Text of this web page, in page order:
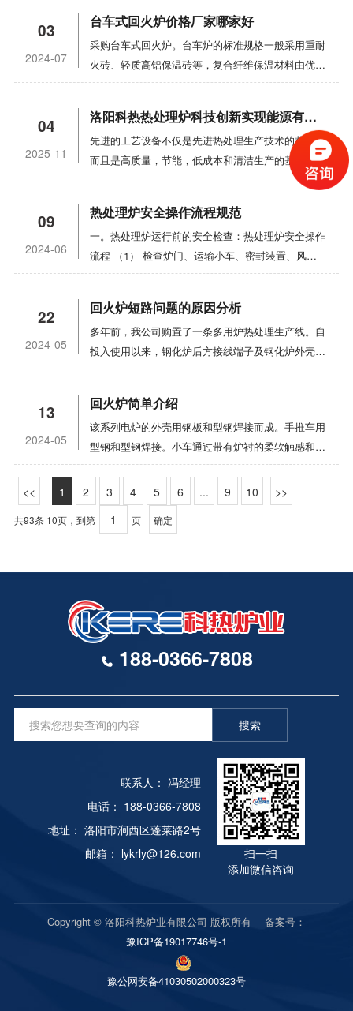
带电极引入，低压头入口隔膜阀等。，并可配备可调
节高度的位移传感器。2.真空系统:电炉真空系统采
用机械泵和油扩散泵，并配有冷阱和机组。用复合真
壳，内层为不锈钢，筒体外层为碳钢。两层之间形成
夹套，去除通过冷却水传递到炉壳的热量，使炉壁温
度不超过60 ℃，上下法兰焊接为一体。中间有红外
测温孔、热电偶测温孔、通风口和观察孔。热电偶有
自动出温装置，红外测温观察孔有玻璃吹防雾装置，
并有操作人员使用的观察孔挡板。4.炉盖:由内外封
头和法兰组成。中间水冷炉盖悬挂在开闭机构上。平
板动作启动机构上的手柄可以将炉盖抬起10-15毫
米。盖子有头部和压力。传感器、排气隔膜阀和炉盖
置，并在断电时盖住炉口。（3） 炉壳和变压器接
极、电极手柄、变压器和水冷却装置有无泄漏和短
路。清洁熔炉所有部件上的污垢，如粘性盐和氧化物
均匀加热，及时脱氧，去除渣，并添加足够的新盐。
（五）电极盐炉因启动困难而关闭时，可以在低档电
源下覆盖在炉口，保持温暖;如果发生长期电源故
障，应移除一些盐溶液并安装启动设备。（6） 避免
工件落入熔池，使工件短路。如果发生电源故障，应
拉出掉入熔炉的工件。工件应与电极、熔池侧壁、炉
底和液位保持距离。（7） 应使用自动温度控制装
置。（8） 应注意变压器的运行。不允许过载，不允
许漏油，铁芯不允许过热或油温过高。
钢导风系统，具有高温均匀性。手推车回炉特点：1.
炉内由带状加热元件加热。2. 高压离心风扇可用于
炉顶部，通过导风器的内盖来回循环炉内气流，使炉
温均匀。偏心轴向风扇还可用于使空气在炉子中回转
硅酸铝纤维模块结构。无储热，无间隙，保温密封。
4. 烤箱门由电动起重葫芦打开和关闭。根据弹簧杆
原理自重加压密封炉口。5. 手推车通过电动环状销
轮减流器在内部和外部轨道上移动，并配有一套或多
组驱动轮和相应的从车轮。ZG30CR18mm2合金钢
铸炉的底板覆盖在底部加热元件上。块之间的上部开
口堆叠在一起，以确保刻度不会落入加热元件的凹槽
中。7. 采用PID智能零交叉接触晶闸管。程序员可以
能。
1，井炉的运行需要气体或液体燃料，或者可以使用
电加热。小炉子通常通过电加热加热，这进一步提高
了炉内温度的均匀性。此外，在电炉中安装大型不锈
钢通风装置，还可以有效保证炉内温度的均匀性。如
能有效隔热炉体，节约能源，保护环境，无污染，降
低生产成本。应特别注意井炉的运行。起动前，应清
除炉管中的空气和甲醛，避免运输过程中泄漏。此
外，易燃或有毒物质，如一氧化碳和氢气，应完全燃
烧在炉口。使用前，检查循环冷却水、底部搅拌风扇
外，在使用前，请确保电源连接器具有良好的触点并
满足绝缘要求。使用易燃气体的电阻炉时，注意安
隔热板。发生异常情况时，应切断主电路的电源，并
及时发出警报。可以为您提供合格的产品！
03
2024-07
台车式回火炉价格厂家哪家好
采购台车式回火炉。台车炉的标准规格一般采用重耐
火砖、轻质高铝保温砖等，复合纤维保温材料由优质
微珠真空节能砖和超长纤维硅酸铝保温毯组成。大型
用高铝重耐火砖建造炉口等易碰撞部位和承重部位，
提高炉衬强度。台车炉具有良好的保温性能和节能特
性。框架型钢梁与钢板焊接，保证满负荷、长期使用
不变形的正常运行。台车钢结构的设计承载力很大，
优于一般箱式炉。移动式装料台车具有重量大、易于
装载的特点，体现了台车式加热炉的巨大优势，成为
热处理行业广泛应用的工业加热炉。台车炉加热元件
为高电阻合金电阻丝或电阻带，分布在炉墙、台车、
0cr27al7mo2高电阻合金材料，带电源接线端子。对
命，模具材料的使用必须具有较高的综合力学性能。
因此，有必要采用台车式炉进行终热处理和制造。但
理变形，即模具精度难以达到要求。时效硬化的塑料
模具钢在固溶硬化后软化（通常为28-34hrc），可以
切割。冷成形后可获得较高的综合力学性能。时效硬
和表面氮化的优点，适用于制造复杂、精密、长寿命
的塑料模具。
04
2025-11
洛阳科热热处理炉科技创新实现能源有效利用
先进的工艺设备不仅是先进热处理生产技术的载体，
而且是高质量，节能，低成本和清洁生产的基本条
件。依靠科技创新，我们不断开发和制造高性能，高
足市场需求，实现企业的可持续发展。那是我们的目
标。热处理是机械制造中的主要能耗。合理选择热处
理能源以及经济地使用能源也是发展和转变热处理生
产技术的重要出发点。作为第二电力来源，火力发电
30％-40％。如果热处理炉的热效率可以达到80％，
按照一次能源效率的计算，综合热效率仅为
24％-32％。通过使用天然气燃烧炉对烟道气进行预
在使用天然气的地区，使用燃烧炉代替部分电阻炉有
术外，节能是非常重要的指标。热处理炉应具有较小
的热损失，炉衬中的热量存储较小，应充分利用废
热，燃烧炉应使用有效的燃烧器或辐射管，并应提供
合理的燃烧系统。合理的工艺选择具有巨大的节能潜
力，并且可以用少的投资获得明显的效果。缩短加热
时间，降低加热温度，采用表面热处理代替整体热处
措施，关键在于生产技术人员要加强节能意识保存。
施。对提高回火炉热处理设备的负荷，保持连续生产
具有重要意义。从这个意义上讲，生产是非常有利
的。
09
2024-06
热处理炉安全操作流程规范
一。热处理炉运行前的安全检查：热处理炉安全操作
流程 （1） 检查炉门、运输小车、密封装置、风机
等设备是否可靠、完好。（2） 检查阀门、开关、仪
气压力、燃烧器前压力（正常0.03-0.05mpa）、压
缩空气压力（正常0.5-0.7mpa）是否在正常范围内。
（4） 检查天然气管道和阀门是否泄漏。如果有，立
即处理。在这个州工作是严格禁止的。（5） 检查炉
陷；卡扣牢固、无松动；不得有开槽、变形等现象。
2。热处理炉操作流程：一。点火起动操作1） 待加
热工件应平稳放置在料架上。物料搬运车不得撞到限
警灯亮，按下“炉门关闭”按钮，炉门稳定落地后再按
燃风机约5分钟。4） 清洁后，连接气阀并打开气阀
关上的螺栓旋钮。气压正常后，打开电磁阀，关闭螺
道上的电动执行器是否在小开口处，必须在小开口处
点火。6） 依次点燃燃烧器。如果点火不成功，请等
待三分钟，然后按下复位按钮（注意：立即松开复位
按钮以避免烧坏设备）。如果点火仍然不成功，检查
点火、电磁阀是否打开。严禁连续点火，否则会引起
爆炸！7） 每台燃烧器正常燃烧后，设定所需加热温
1） 准备关闭锅炉，依次关闭燃烧器，切断控制器电
源。2） 关闭气体手动阀（电磁阀下方）和气体电磁
阀。3） 助燃风机运行一段时间后（炉温低于300℃
时），应关闭助燃风机。
22
2024-05
回火炉短路问题的原因分析
多年前，我公司购置了一条多用炉热处理生产线。自
投入使用以来，钢化炉后方接线端子及钢化炉外壳多
次短路，维护不方便。在电风扇的电机轴、炉门和钢
排放烟气。1. 原因分析该多用炉生产线主要用于摩
托车发动机齿轮、轴、连杆、销的渗碳、淬火、回
火，以及曲轴的淬火、回火。淬火介质为油。虽然淬
火后回火前要对零件进行脱脂、清洗、烘干，但由于
脱脂烘干的不完全性，会在工件上留下大量的油和
水。在回火过程中，油和水随着温度的升高而蒸发。
由于调质炉内的压力大于炉外压力，油水溢出，在炉
有时会导致一个火和燃烧的连接线。2. 方法从以上
分析可以看出，炉膛气体从接线处冒出来的原因是没
有专门的排气通道。如果增加排气通道，上述问题将
会减少。排气口在哪里?尽管气体向上移动，为了在
用下，炉内气体循环。我们认为打开工件架底部的排
气口，这样操作起来也比较方便。后来我们在另一条
多用途炉生产线上增加了新的排气系统，将炉内气体
引至炉外。开始时有些阀门B没有设置，炉内的油气
和水气直接排放到炉外。存在的问题是:当炉内油水
气体流经炉外管道时，由于管道温度较低，油水气体
变为液体，液体从管道界面渗出，污染室内环境。之
后，加入一些B，定期在B处打开阀门，排出积存的
油和水。开启或关闭阀门A。B根据回火的要求。当
明，这对质量没有不良影响。
13
2024-05
回火炉简单介绍
该系列电炉的外壳用钢板和型钢焊接而成。手推车用
型钢和型钢焊接。小车通过带有炉衬的柔软触感和沙
封，以减少热辐射和对流的损失，并有效地确保炉体
的密封。呼吸机由鼓风机和导向板组成。风力涡轮机
电连接至加热元件。仅当连接了鼓风机时，加热元件
才能通电，从而使加热元件可以在通风和循环的条件
地穿过销钉固定，然后与炉体拧紧并焊接后，用钩钉
钩住销钉。手推车的耐压部分使用高铝砖砌体。下部
装有隔热砖。台车式回火炉的炉门的升降是通过滚轮
在导轨上上下滚动来实现的，先进的拉簧用于密封设
炉门和小车的动力由电动机提供，并具有控制功能。
电炉的每个活动机构均选择联锁控制，即炉门打开
后，自动封锁加热元件的电源，并在手推车一起行走
时恢复电源；炉门关闭后，自动切断手推车行走电机
的电源，并恢复加热元件的电源，以免因误操作而引
起事故。加热元件由耐高温合金丝制成，该合金丝被
缠绕成条带和螺旋形。它悬挂在炉子的侧面和小车的
铬丝砖上。用高铝瓷钉和铬丝砖固定，以免掉出。铸
钢炉的底板安装在小车上以支撑工件。为了避免在加
热工件之后氧化皮从炉子的底板之间的间隙落入加热
元件中而引起的氧化皮的损坏，采用了底板与炉体的
接触。回火炉不仅具有上述普通工业电阻炉的共同特
性，而且由于负载的物理尺寸而改变了受控对象模型
参数。为便于小工件的热处理，本文中的回火炉和炉
1 2 3 4 5 6 ... 9 10
共93条 10页，到第 页 确定
188-0366-7808
搜索
联系人： 冯经理
电话： 188-0366-7808
地址： 洛阳市涧西区蓬莱路2号
邮箱： lykrly@126.com
扫一扫
添加微信咨询
Copyright © 洛阳科热炉业有限公司 版权所有 备案号：
豫ICP备19017746号-1
豫公网安备41030502000323号